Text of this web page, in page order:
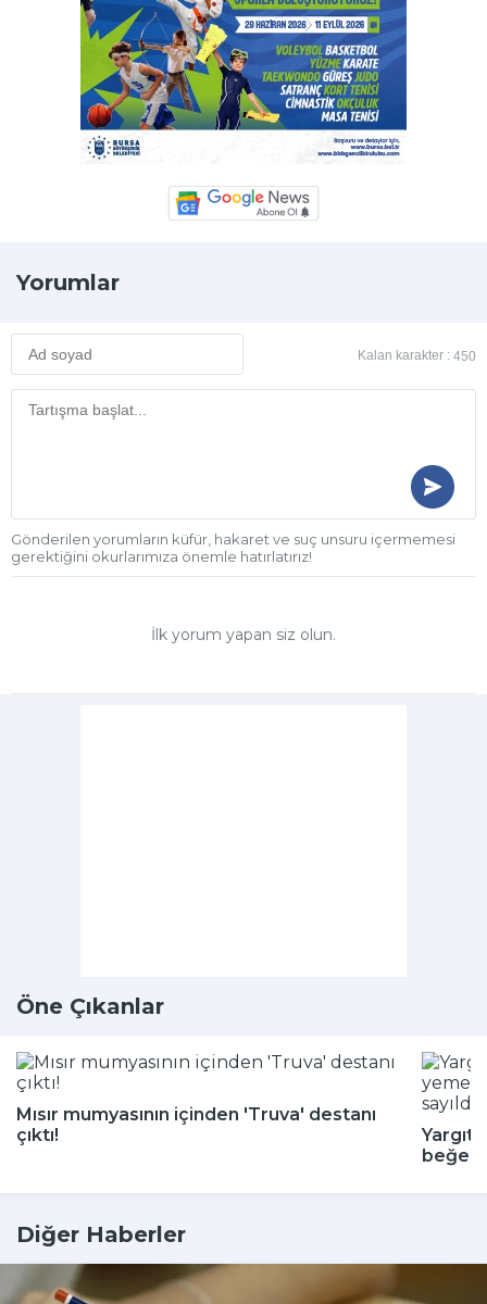
Yorumlar
Kalan karakter : 450
Gönderilen yorumların küfür, hakaret ve suç unsuru içermemesi
gerektiğini okurlarımıza önemle hatırlatırız!
İlk yorum yapan siz olun.
Öne Çıkanlar
Mısır mumyasının içinden 'Truva' destanı
çıktı!
Diğer Haberler